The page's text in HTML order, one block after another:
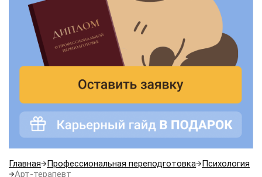
Главная Профессиональная переподготовка
Психология
Арт-терапевт